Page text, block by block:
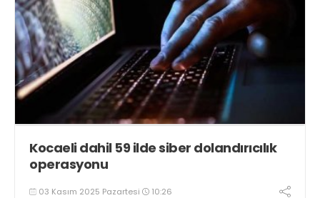
Kocaeli dahil 59 ilde siber dolandırıcılık
operasyonu
03 Kasım 2025 Pazartesi 10:26